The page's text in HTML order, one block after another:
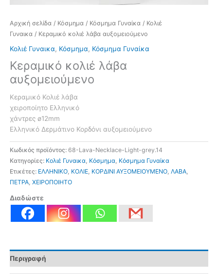
Αρχική σελίδα / Κόσμημα / Κόσμημα Γυναίκα / Κολιέ
Γυναικα / Κεραμικό κολιέ λάβα αυξομειούμενο
Κολιέ Γυναικα, Κόσμημα, Κόσμημα Γυναίκα
Κεραμικό κολιέ λάβα
αυξομειούμενο
Κεραμικό Κολιέ λάβα
χειροποίητο Ελληνικό
χάντρες ø12mm
Ελληνικό Δερμάτινο Κορδόνι αυξομειούμενο
Κωδικός προϊόντος: 68-Lava-Necklace-Light-grey.14
Κατηγορίες: Κολιέ Γυναικα, Κόσμημα, Κόσμημα Γυναίκα
Ετικέτες: ΕΛΛΗΝΙΚΟ, ΚΟΛΙΕ, ΚΟΡΔΙΝΙ ΑΥΞΟΜΕΙΟΥΜΕΝΟ, ΛΑΒΑ,
ΠΕΤΡΑ, ΧΕΙΡΟΠΟΙΗΤΟ
Διαδώστε
Περιγραφή